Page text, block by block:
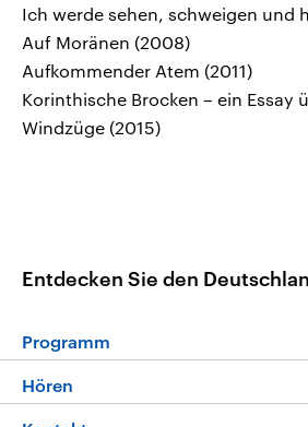
Ich werde sehen, schweigen und
Auf Moränen (2008)
Aufkommender Atem (2011)
Korinthische Brocken – ein Essay
Windzüge (2015)
Entdecken Sie den
Programm
Programm
Hören
Livestream